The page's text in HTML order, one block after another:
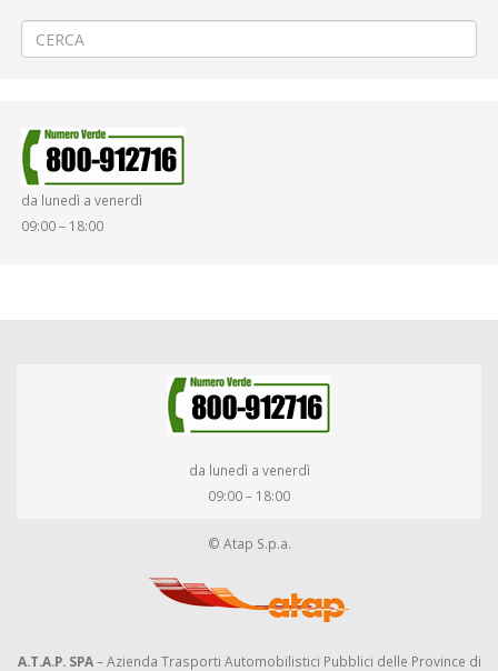
da lunedì a venerdì
09:00 – 18:00
da lunedì a venerdì
09:00 – 18:00
© Atap S.p.a.
A.T.A.P. SPA– Azienda Trasporti Automobilistici Pubblici delle Province di